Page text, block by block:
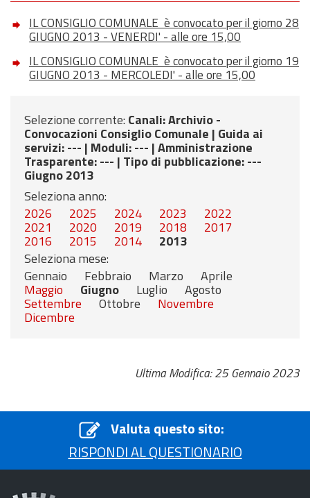
IL CONSIGLIO COMUNALE è convocato per il giorno 28
GIUGNO 2013 - VENERDI' - alle ore 15,00
IL CONSIGLIO COMUNALE è convocato per il giorno 19
GIUGNO 2013 - MERCOLEDI' - alle ore 15,00
Selezione corrente: Canali: Archivio -
Convocazioni Consiglio Comunale | Guida ai
servizi: --- | Moduli: --- |Amministrazione
Trasparente: --- | Tipo di pubblicazione: ---
Giugno 2013
Seleziona anno:
2026
2025 2024 2023 2022
2021 2020 2019 2018 2017
2016 2015 2014
2013
Seleziona mese:
Gennaio
Febbraio Marzo Aprile
Maggio Giugno Luglio Agosto
Settembre Ottobre Novembre
Dicembre
Ultima Modifica: 25 Gennaio 2023
Valuta questo sito:
RISPONDI AL QUESTIONARIO